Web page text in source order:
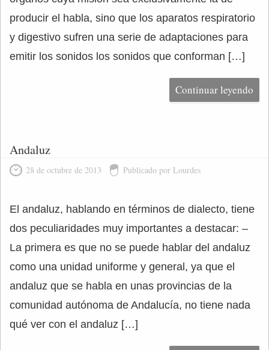
producir el habla, sino que los aparatos respiratorio
y digestivo sufren una serie de adaptaciones para
emitir los sonidos los sonidos que conforman […]
Continuar leyendo
Andaluz
28 de octubre de 2013 Publicado por Lourdes
El andaluz, hablando en términos de dialecto, tiene
dos peculiaridades muy importantes a destacar: –
La primera es que no se puede hablar del andaluz
como una unidad uniforme y general, ya que el
andaluz que se habla en unas provincias de la
comunidad autónoma de Andalucía, no tiene nada
qué ver con el andaluz […]